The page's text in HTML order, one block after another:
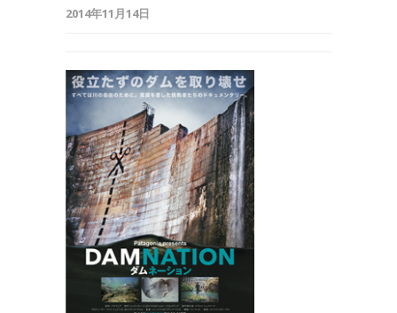
2014年11月14日